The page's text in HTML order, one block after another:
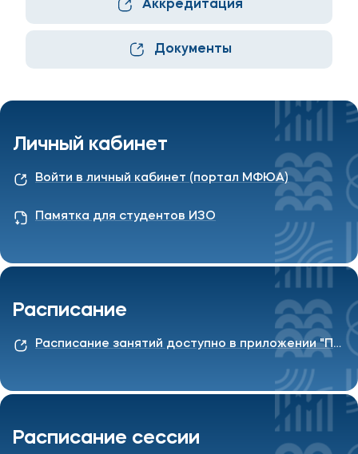
Новости ВУЗа
Банковские реквизиты
Карьера
+7 (800) 200-80-66
Об образовательной организации
Аккредитация
Документы
Личный кабинет
Войти в личный кабинет (портал МФЮА)
Памятка для студентов ИЗО
Расписание
Расписание занятий доступно в приложении "Портал МФЮА"
Расписание сессии